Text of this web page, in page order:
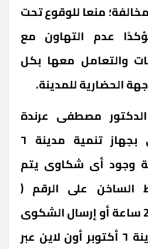
منعا للوقوع تحت
عدم التهاون مع
والتعامل معها بكل
الحضارية للمدينة.
مصطفى عرندة
المتحدث الإعلامي بجهاز تنمية مدينة ٦
وجود أى شكاوى يتم
الساخن على الرقم (
15100) على مدار 24 ساعة أو إرسال الشكوى
على جروب جهاز مدينة ٦ أكتوبر أون لاين عبر